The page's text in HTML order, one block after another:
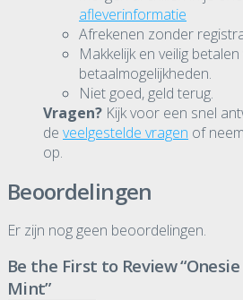
afleverinformatie
Afrekenen zonder
Makkelijk en veilig
betaalmogelijkheden.
Niet goed, geld terug.
Vragen? Kijk voor een snel
de veelgestelde vragen of neem
op.
Beoordelingen
Er zijn nog geen beoordelingen.
Be the First to Review
Mint”